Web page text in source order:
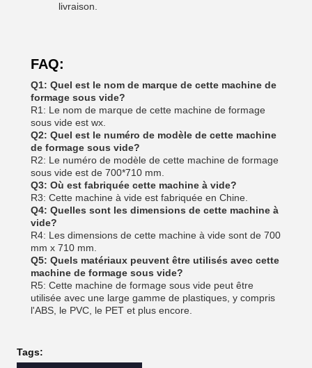
livraison.
FAQ:
Q1: Quel est le nom de marque de cette machine de
formage sous vide?
R1: Le nom de marque de cette machine de formage
sous vide est wx.
Q2: Quel est le numéro de modèle de cette machine
de formage sous vide?
R2: Le numéro de modèle de cette machine de formage
sous vide est de 700*710 mm.
Q3: Où est fabriquée cette machine à vide?
R3: Cette machine à vide est fabriquée en Chine.
Q4: Quelles sont les dimensions de cette machine à
vide?
R4: Les dimensions de cette machine à vide sont de 700
mm x 710 mm.
Q5: Quels matériaux peuvent être utilisés avec cette
machine de formage sous vide?
R5: Cette machine de formage sous vide peut être
utilisée avec une large gamme de plastiques, y compris
l'ABS, le PVC, le PET et plus encore.
Tags: